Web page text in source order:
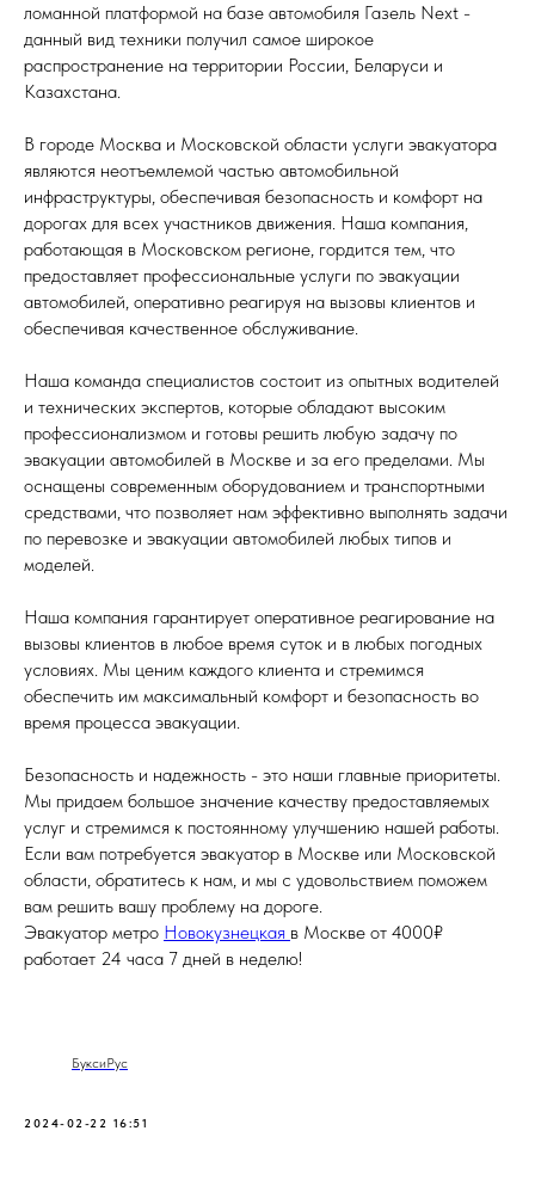
ломанной платформой на базе автомобиля Газель Next -
данный вид техники получил самое широкое
распространение на территории России, Беларуси и
Казахстана.
В городе Москва и Московской области услуги эвакуатора
являются неотъемлемой частью автомобильной
инфраструктуры, обеспечивая безопасность и комфорт на
дорогах для всех участников движения. Наша компания,
работающая в Московском регионе, гордится тем, что
предоставляет профессиональные услуги по эвакуации
автомобилей, оперативно реагируя на вызовы клиентов и
обеспечивая качественное обслуживание.
Наша команда специалистов состоит из опытных водителей
и технических экспертов, которые обладают высоким
профессионализмом и готовы решить любую задачу по
эвакуации автомобилей в Москве и за его пределами. Мы
оснащены современным оборудованием и транспортными
средствами, что позволяет нам эффективно выполнять задачи
по перевозке и эвакуации автомобилей любых типов и
моделей.
Наша компания гарантирует оперативное реагирование на
вызовы клиентов в любое время суток и в любых погодных
условиях. Мы ценим каждого клиента и стремимся
обеспечить им максимальный комфорт и безопасность во
время процесса эвакуации.
Безопасность и надежность - это наши главные приоритеты.
Мы придаем большое значение качеству предоставляемых
услуг и стремимся к постоянному улучшению нашей работы.
Если вам потребуется эвакуатор в Москве или Московской
области, обратитесь к нам, и мы с удовольствием поможем
вам решить вашу проблему на дороге.
Эвакуатор метро Новокузнецкая в Москве от 4000₽
работает 24 часа 7 дней в неделю!
БуксиРус
2024-02-22 16:51